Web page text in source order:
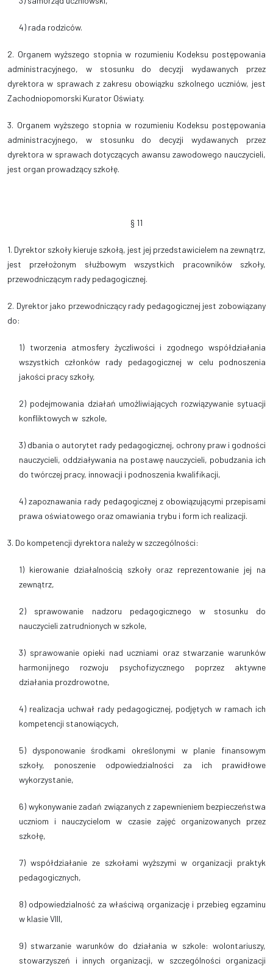
4) rada rodziców.
2. Organem wyższego stopnia w rozumieniu Kodeksu postępowania
administracyjnego, w stosunku do decyzji wydawanych przez
dyrektora w sprawach z zakresu obowiązku szkolnego uczniów, jest
Zachodniopomorski Kurator Oświaty.
3. Organem wyższego stopnia w rozumieniu Kodeksu postępowania
administracyjnego, w stosunku do decyzji wydawanych przez
dyrektora w sprawach dotyczących awansu zawodowego nauczycieli,
jest organ prowadzący szkołę.
§ 11
1. Dyrektor szkoły kieruje szkołą, jest jej przedstawicielem na zewnątrz,
jest przełożonym służbowym wszystkich pracowników szkoły,
przewodniczącym rady pedagogicznej.
2. Dyrektor jako przewodniczący rady pedagogicznej jest zobowiązany
do:
1) tworzenia atmosfery życzliwości i zgodnego współdziałania
wszystkich członków rady pedagogicznej w celu podnoszenia
jakości pracy szkoły,
2) podejmowania działań umożliwiających rozwiązywanie sytuacji
konfliktowych w szkole,
3) dbania o autorytet rady pedagogicznej, ochrony praw i godności
nauczycieli, oddziaływania na postawę nauczycieli, pobudzania ich
do twórczej pracy, innowacji i podnoszenia kwalifikacji,
4) zapoznawania rady pedagogicznej z obowiązującymi przepisami
prawa oświatowego oraz omawiania trybu i form ich realizacji.
3. Do kompetencji dyrektora należy w szczególności:
1) kierowanie działalnością szkoły oraz reprezentowanie jej na
zewnątrz,
2) sprawowanie nadzoru pedagogicznego w stosunku do
nauczycieli zatrudnionych w szkole,
3) sprawowanie opieki nad uczniami oraz stwarzanie warunków
harmonijnego rozwoju psychofizycznego poprzez aktywne
działania prozdrowotne,
4) realizacja uchwał rady pedagogicznej, podjętych w ramach ich
kompetencji stanowiących,
5) dysponowanie środkami określonymi w planie finansowym
szkoły, ponoszenie odpowiedzialności za ich prawidłowe
wykorzystanie,
6) wykonywanie zadań związanych z zapewnieniem bezpieczeństwa
uczniom i nauczycielom w czasie zajęć organizowanych przez
szkołę,
7) współdziałanie ze szkołami wyższymi w organizacji praktyk
pedagogicznych,
8) odpowiedzialność za właściwą organizację i przebieg egzaminu
w klasie VIII,
9) stwarzanie warunków do działania w szkole: wolontariuszy,
stowarzyszeń i innych organizacji, w szczególności organizacji